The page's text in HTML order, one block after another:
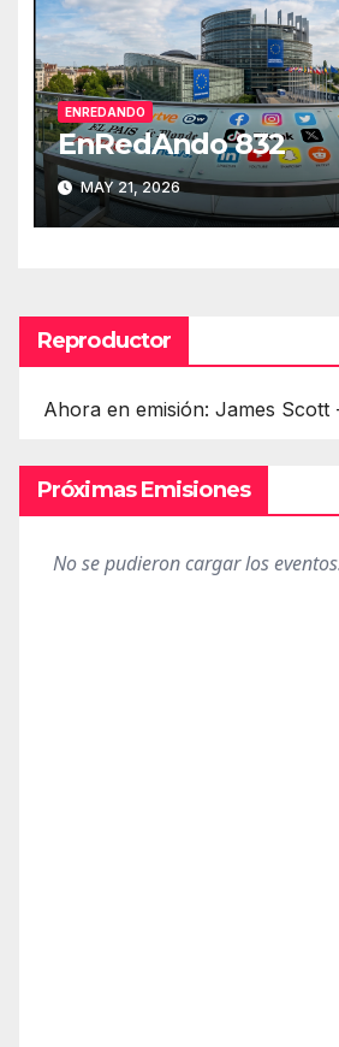
ENREDANDO
EnRedAndo 832
MAY 21, 2026
Reproductor
Ahora en emisión: James Scott
Próximas Emisiones